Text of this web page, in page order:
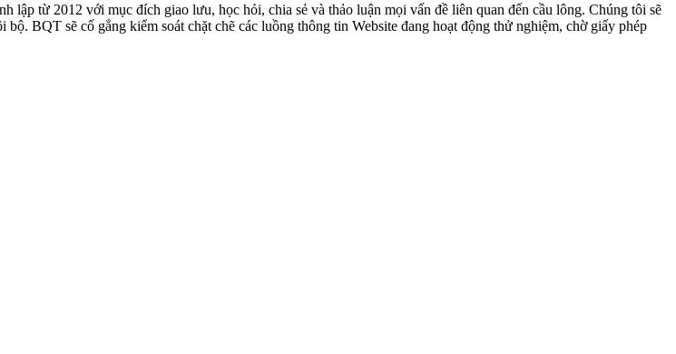
từ 2012 với mục đích giao lưu, học hỏi, chia sẻ và thảo luận mọi vấn đề liên quan đến cầu lông. Chúng tôi sẽ
BQT sẽ cố gắng kiểm soát chặt chẽ các luồng thông tin Website đang hoạt động thử nghiệm, chờ giấy phép